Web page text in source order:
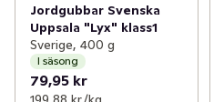
Jordgubbar Svenska
Uppsala "Lyx" klass1
Sverige, 400 g
I säsong
79,95 kr